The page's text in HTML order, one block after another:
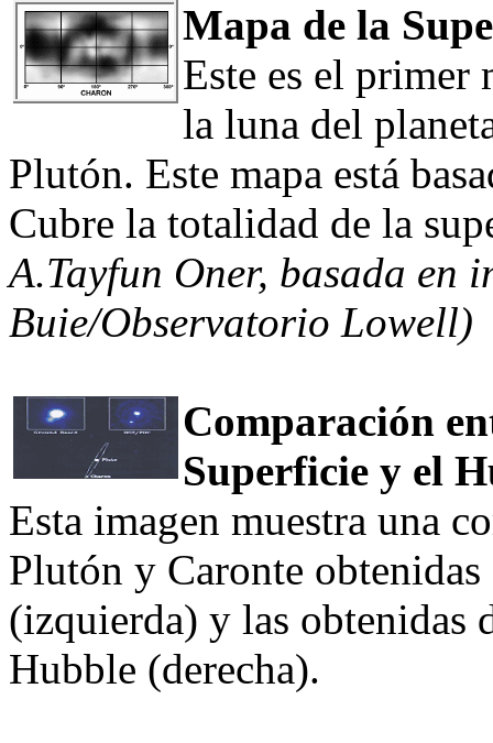
Mapa de la
Este es el primer
la luna del
Plutón. Este mapa está
Cubre la totalidad de la
A.Tayfun Oner, basada en
Buie/Observatorio Lowell)
Comparación
Superficie y el
Esta imagen muestra una
Plutón y Caronte
(izquierda) y las obtenidas
Hubble (derecha).